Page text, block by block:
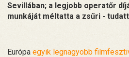
Sevillában; a legjobb operatőr
munkáját méltatta a zsűri -
Európa egyik legnagyobb